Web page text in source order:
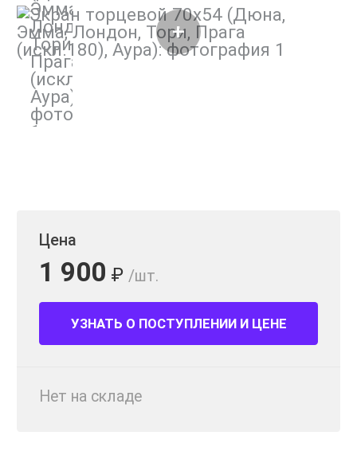
Цена
1 900 ₽ /шт.
УЗНАТЬ О ПОСТУПЛЕНИИ И ЦЕНЕ
Нет на складе